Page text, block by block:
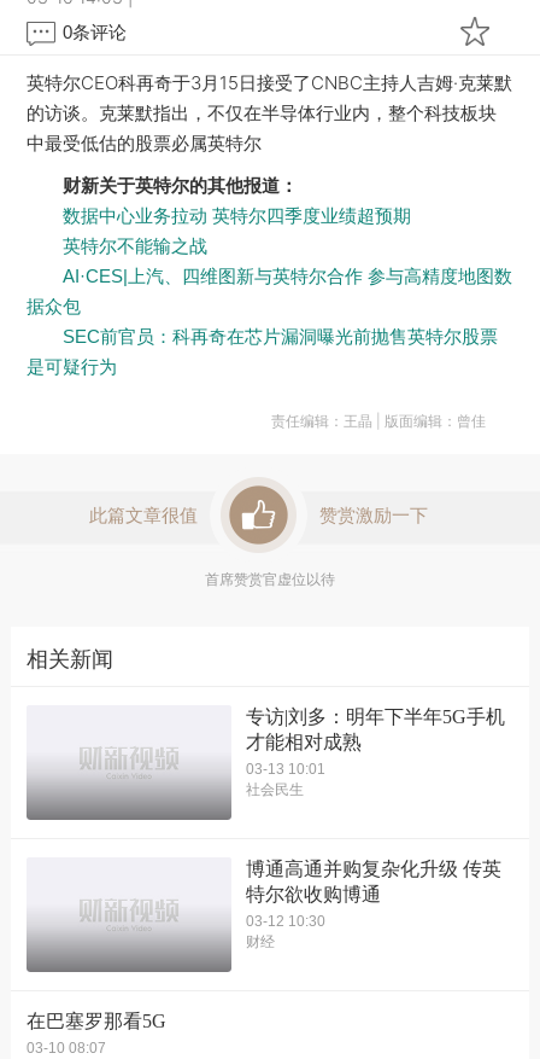
0条评论
英特尔CEO科再奇于3月15日接受了CNBC主持人吉姆·克莱默
的访谈。克莱默指出，不仅在半导体行业内，整个科技板块
中最受低估的股票必属英特尔
财新关于英特尔的其他报道：
数据中心业务拉动 英特尔四季度业绩超预期
英特尔不能输之战
AI·CES|上汽、四维图新与英特尔合作 参与高精度地图数
据众包
SEC前官员：科再奇在芯片漏洞曝光前抛售英特尔股票
是可疑行为
责任编辑：王晶 | 版面编辑：曾佳
此篇文章很值 赞赏激励一下
首席赞赏官虚位以待
相关新闻
专访|刘多：明年下半年5G手机
才能相对成熟
03-13 10:01
社会民生
博通高通并购复杂化升级 传英
特尔欲收购博通
03-12 10:30
财经
在巴塞罗那看5G
03-10 08:07